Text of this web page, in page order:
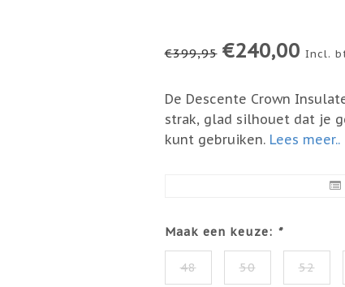
€399,95 €240,00 Incl.
De Descente Crown
strak, glad silhouet dat je
kunt gebruiken. Lees meer..
Maak een keuze: *
48 50 52